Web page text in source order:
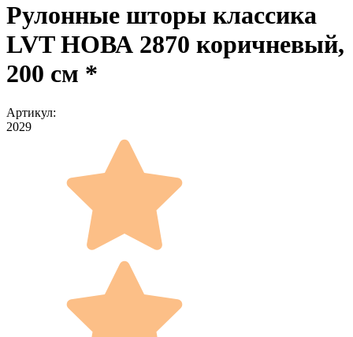
Рулонные шторы классика
LVT НОВА 2870 коричневый,
200 см *
Артикул:
2029